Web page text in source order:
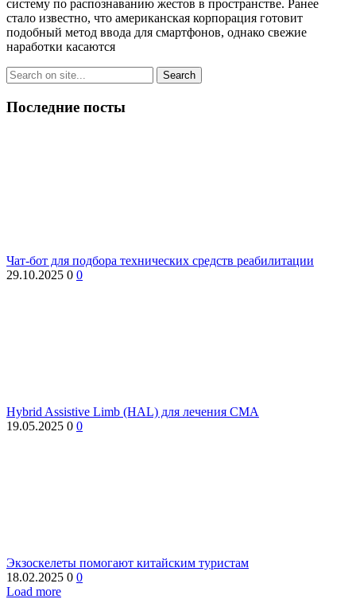
систему по распознаванию жестов в пространстве. Ранее
стало известно, что американская корпорация готовит
подобный метод ввода для смартфонов, однако свежие
наработки касаются
Последние посты
Чат-бот для подбора технических средств реабилитации
29.10.2025 0 0
Hybrid Assistive Limb (HAL) для лечения СМА
19.05.2025 0 0
Экзоскелеты помогают китайским туристам
18.02.2025 0 0
Load more